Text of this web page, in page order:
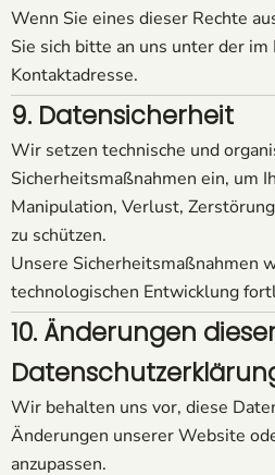
Wenn Sie eines dieser Rechte
Sie sich bitte an uns unter der
Kontaktadresse.
9. Datensicherheit
Wir setzen technische und
Sicherheitsmaßnahmen ein, um
Manipulation, Verlust,
zu schützen.
Unsere Sicherheitsmaßnahmen
technologischen Entwicklung
10. Änderungen
Wir behalten uns vor, diese
Änderungen unserer Website
anzupassen.